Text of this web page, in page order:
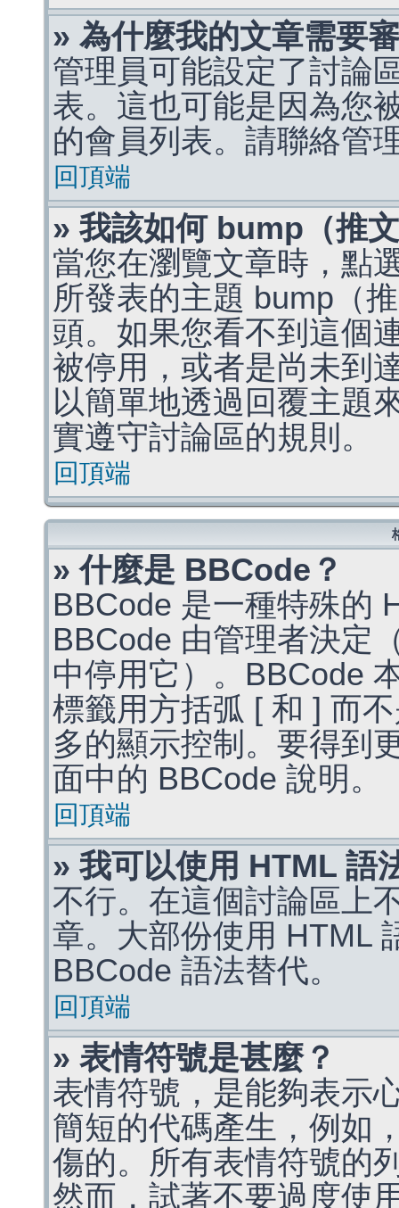
» 為什麼我的文章需要
管理員可能設定了討論
表。這也可能是因為您
的會員列表。請聯絡管
回頂端
» 我該如何 bump（推
當您在瀏覽文章時，點
所發表的主題 bump（
頭。如果您看不到這個
被停用，或者是尚未到
以簡單地透過回覆主題
實遵守討論區的規則。
回頂端
» 什麼是 BBCode？
BBCode 是一種特殊的
BBCode 由管理者決定
中停用它）。BBCode
標籤用方括弧 [ 和 ] 而
多的顯示控制。要得到
面中的 BBCode 說明。
回頂端
» 我可以使用 HTML 語
不行。在這個討論區上
章。大部份使用 HTML
BBCode 語法替代。
回頂端
» 表情符號是甚麼？
表情符號，是能夠表示
簡短的代碼產生，例如
傷的。所有表情符號的
然而，試著不要過度使